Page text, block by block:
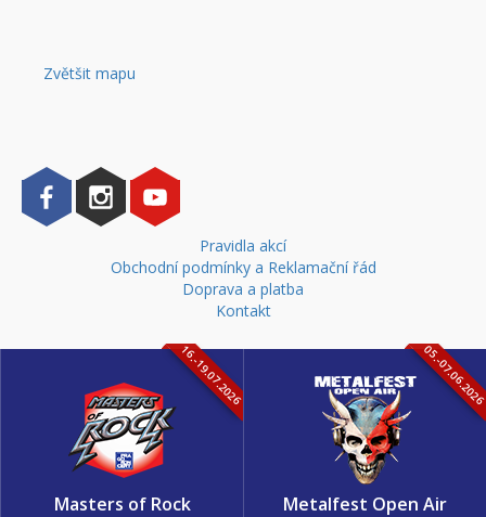
Zvětšit mapu
Pravidla akcí
Obchodní podmínky a Reklamační řád
Doprava a platba
Kontakt
16.-19.07.2026
Masters of Rock
05.-
Metalfest Open Air